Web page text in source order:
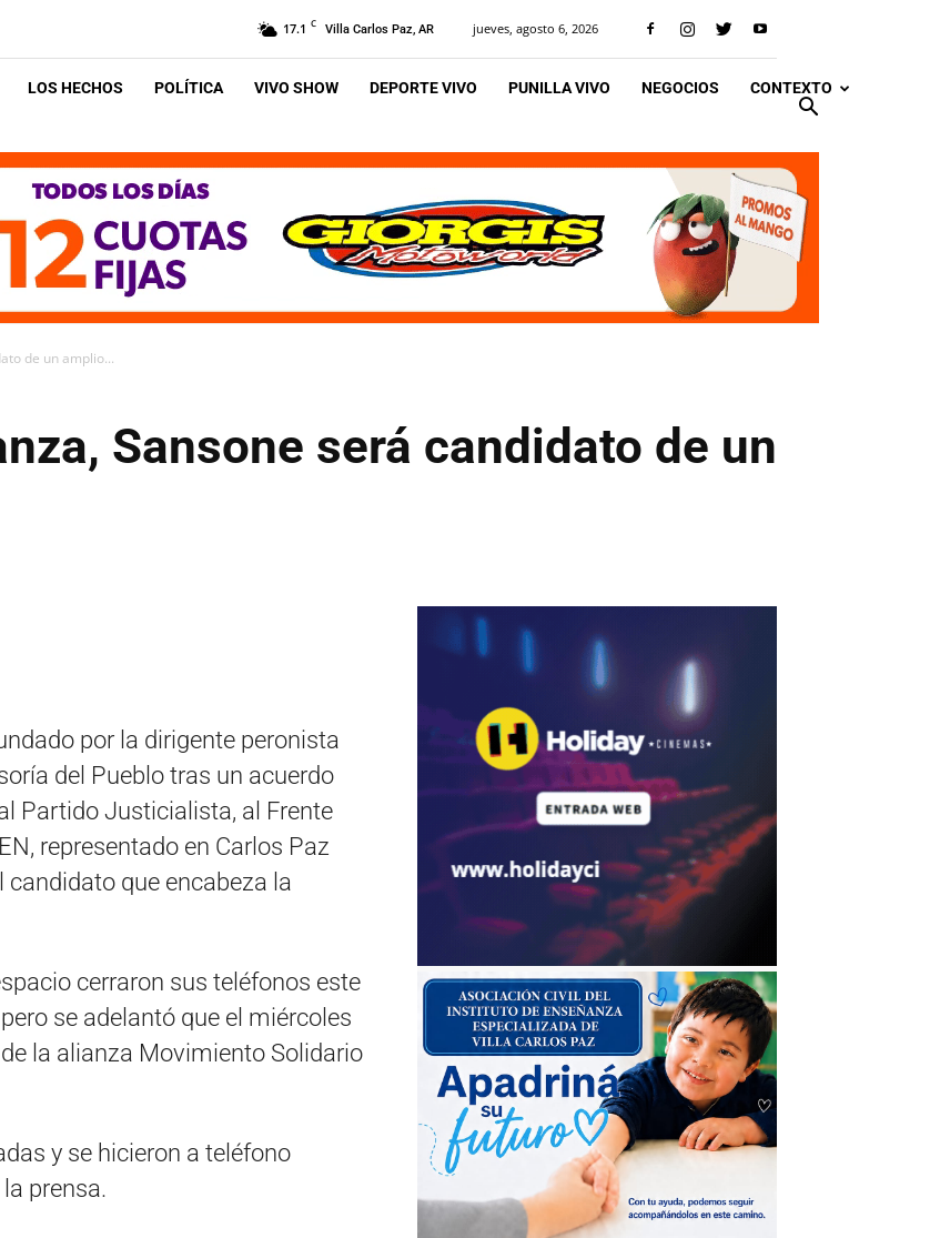
17.1 C Villa Carlos Paz, AR jueves, agosto 6, 2026
LOS HECHOS POLÍTICA VIVO SHOW DEPORTE VIVO PUNILLA VIVO NEGOCIOS CONTEXTO
de un amplio...
Sansone será candidato de un
por la dirigente peronista
del Pueblo tras un acuerdo
Partido Justicialista, al Frente
representado en Carlos Paz
candidato que encabeza la
cerraron sus teléfonos este
se adelantó que el miércoles
la alianza Movimiento Solidario
y se hicieron a teléfono
prensa.